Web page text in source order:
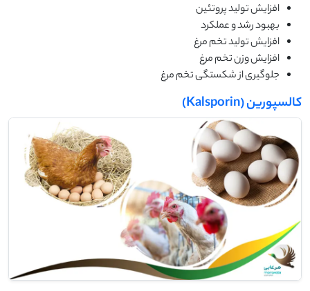
افزایش تولید پروتئین
بهبود رشد و عملکرد
افزایش تولید تخم مرغ
افزایش وزن تخم مرغ
جلوگیری از شکستگی تخم مرغ
کالسپورین (Kalsporin)